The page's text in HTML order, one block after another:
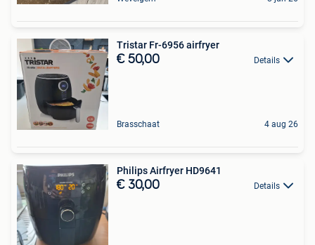
Tristar Fr-6956 airfryer
€ 50,00 Details
Brasschaat 4 aug 26
Philips Airfryer HD9641
€ 30,00 Details